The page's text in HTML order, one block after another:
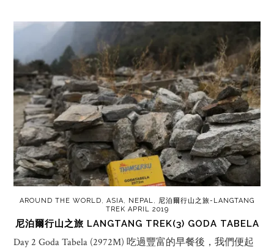
AROUND THE WORLD, ASIA, NEPAL, 尼泊爾行山之旅-LANGTANG
TREK APRIL 2019
尼泊爾行山之旅 LANGTANG TREK(3) GODA TABELA
Day 2 Goda Tabela (2972M) 吃過豐富的早餐後，我們便起